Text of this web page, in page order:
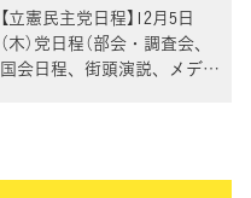
【立憲民主党日程】12月5日
（木）党日程（部会・調査会、
国会日程、街頭演説、メディ